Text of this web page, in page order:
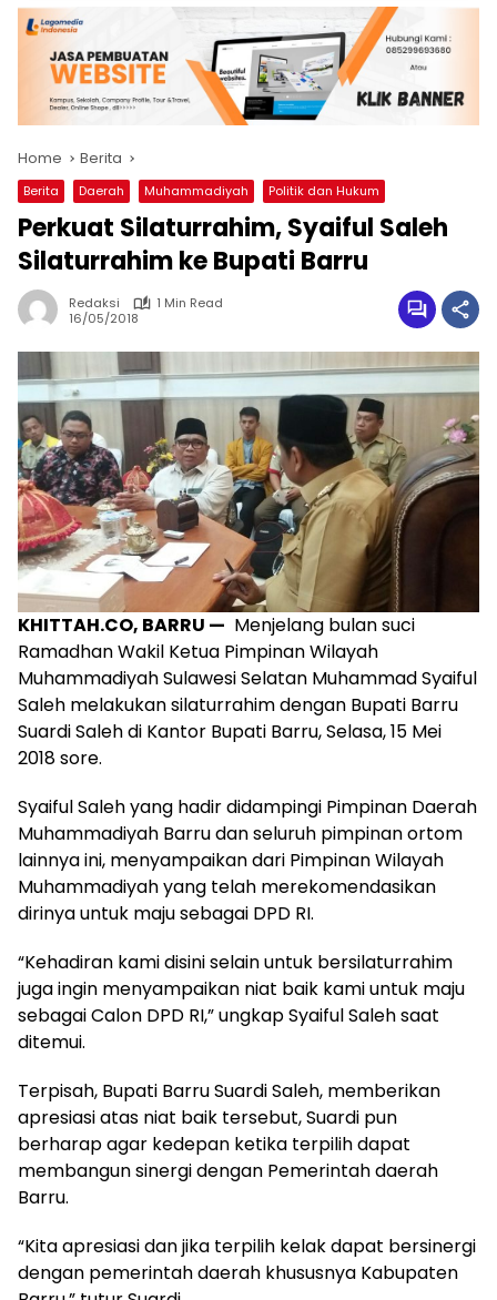
Home Berita
Berita Daerah Muhammadiyah Politik dan Hukum
Perkuat Silaturrahim, Syaiful Saleh
Silaturrahim ke Bupati Barru
Redaksi
1 Min Read
16/05/2018
KHITTAH.CO, BARRU — Menjelang bulan suci
Ramadhan Wakil Ketua Pimpinan Wilayah
Muhammadiyah Sulawesi Selatan Muhammad Syaiful
Saleh melakukan silaturrahim dengan Bupati Barru
Suardi Saleh di Kantor Bupati Barru, Selasa, 15 Mei
2018 sore.
Syaiful Saleh yang hadir didampingi Pimpinan Daerah
Muhammadiyah Barru dan seluruh pimpinan ortom
lainnya ini, menyampaikan dari Pimpinan Wilayah
Muhammadiyah yang telah merekomendasikan
dirinya untuk maju sebagai DPD RI.
“Kehadiran kami disini selain untuk bersilaturrahim
juga ingin menyampaikan niat baik kami untuk maju
sebagai Calon DPD RI,” ungkap Syaiful Saleh saat
ditemui.
Terpisah, Bupati Barru Suardi Saleh, memberikan
apresiasi atas niat baik tersebut, Suardi pun
berharap agar kedepan ketika terpilih dapat
membangun sinergi dengan Pemerintah daerah
Barru.
“Kita apresiasi dan jika terpilih kelak dapat bersinergi
dengan pemerintah daerah khususnya Kabupaten